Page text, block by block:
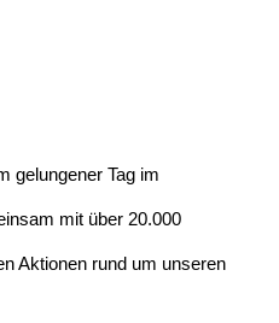
gelungener Tag im
mit über 20.000
Aktionen rund um unseren